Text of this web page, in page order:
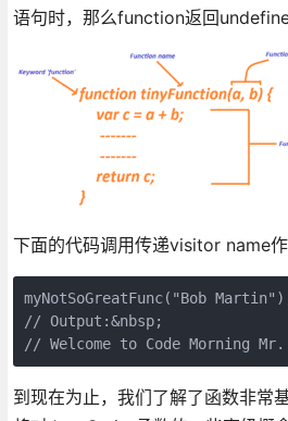
语句时，那么function返回
下面的代码调用传递visitor name作
myNotSoGreatFunc("Bob
// Output:&nbsp;
// Welcome to Code Morning
到现在为止，我们了解了函数非常